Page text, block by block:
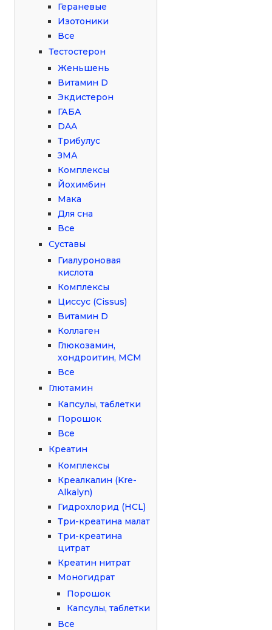
Гераневые
Изотоники
Все
Тестостерон
Женьшень
Витамин D
Экдистерон
ГАБА
DAA
Трибулус
ЗМА
Комплексы
Йохимбин
Мака
Для сна
Все
Суставы
Гиалуроновая
кислота
Комплексы
Циссус (Cissus)
Витамин D
Коллаген
Глюкозамин,
хондроитин, МСМ
Все
Глютамин
Капсулы, таблетки
Порошок
Все
Креатин
Комплексы
Креалкалин (Kre-
Alkalyn)
Гидрохлорид (HCL)
Три-креатина малат
Три-креатина
цитрат
Креатин нитрат
Моногидрат
Порошок
Капсулы, таблетки
Все